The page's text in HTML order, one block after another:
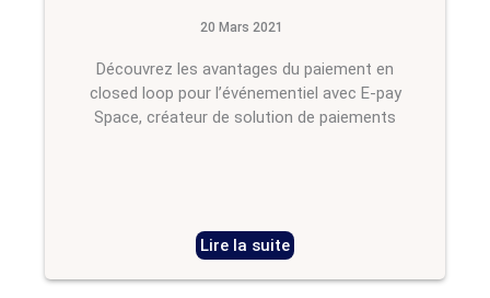
20 Mars 2021
Découvrez les avantages du paiement en
closed loop pour l’événementiel avec E-pay
Space, créateur de solution de paiements
Lire la suite